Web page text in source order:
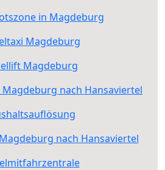
in Magdeburg
Magdeburg
Magdeburg
nach Hansaviertel
nach Hansaviertel